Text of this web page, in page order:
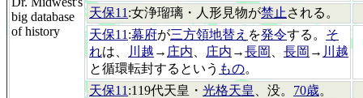
big database
of history
天保11 :女浄瑠璃・人形見物が禁止 される。
天保11 :幕府が三方領地替え を発令する。 そ
れは、 川越 → 庄内 庄内 →長岡 長岡 → 川越
と循環転封するという もの。
天保11 :119代天皇・ 光格天皇 、没。 70歳。